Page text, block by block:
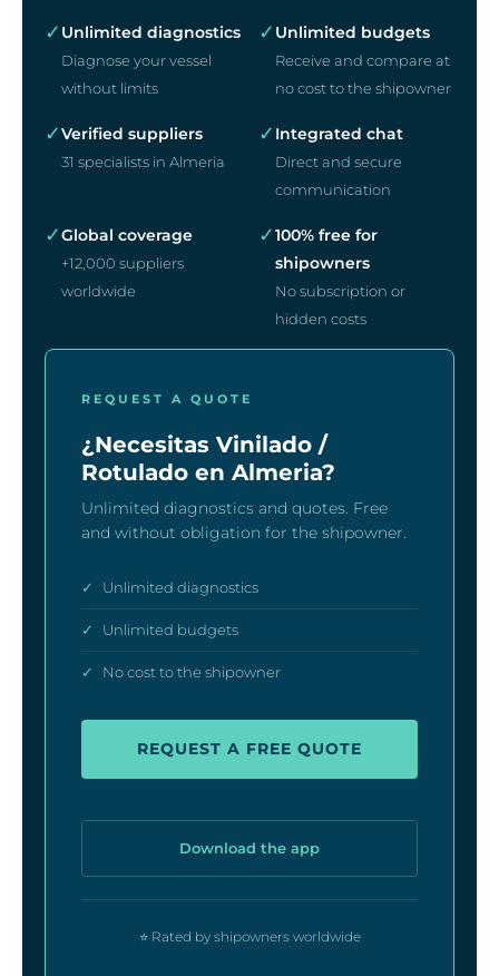
✓ Unlimited diagnostics
Diagnose your vessel
without limits
✓ Unlimited budgets
Receive and compare at
no cost to the shipowner
✓Verified suppliers
31 specialists in Almeria
✓ Integrated chat
Direct and secure
communication
✓Global coverage
+12,000 suppliers
worldwide
✓100% free for
shipowners
No subscription or
hidden costs
REQUEST A QUOTE
¿Necesitas Vinilado /
Rotulado en Almeria?
Unlimited diagnostics and quotes. Free
and without obligation for the shipowner.
✓ Unlimited diagnostics
✓ Unlimited budgets
✓ No cost to the shipowner
REQUEST A FREE QUOTE
Download the app
⭐ Rated by shipowners worldwide